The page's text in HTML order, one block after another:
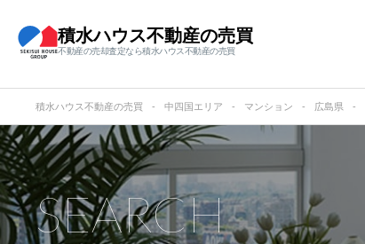
積水ハウス不動産の売買
不動産の売却査定なら積水ハウス不動産の売買
積水ハウス不動産の売買 中四国エリア マンション 広島県
SEARCH